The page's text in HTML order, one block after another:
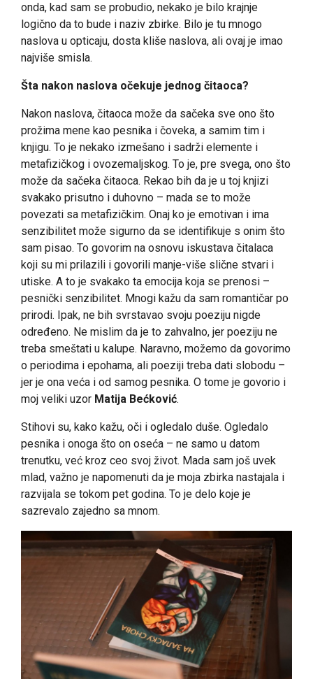
onda, kad sam se probudio, nekako je bilo krajnje
logično da to bude i naziv zbirke. Bilo je tu mnogo
naslova u opticaju, dosta kliše naslova, ali ovaj je imao
najviše smisla.
Šta nakon naslova očekuje jednog čitaoca?
Nakon naslova, čitaoca može da sačeka sve ono što
prožima mene kao pesnika i čoveka, a samim tim i
knjigu. To je nekako izmešano i sadrži elemente i
metafizičkog i ovozemaljskog. To je, pre svega, ono što
može da sačeka čitaoca. Rekao bih da je u toj knjizi
svakako prisutno i duhovno – mada se to može
povezati sa metafizičkim. Onaj ko je emotivan i ima
senzibilitet može sigurno da se identifikuje s onim što
sam pisao. To govorim na osnovu iskustava čitalaca
koji su mi prilazili i govorili manje-više slične stvari i
utiske. A to je svakako ta emocija koja se prenosi –
pesnički senzibilitet. Mnogi kažu da sam romantičar po
prirodi. Ipak, ne bih svrstavao svoju poeziju nigde
određeno. Ne mislim da je to zahvalno, jer poeziju ne
treba smeštati u kalupe. Naravno, možemo da govorimo
o periodima i epohama, ali poeziji treba dati slobodu –
jer je ona veća i od samog pesnika. O tome je govorio i
moj veliki uzor Matija Bećković.
Stihovi su, kako kažu, oči i ogledalo duše. Ogledalo
pesnika i onoga što on oseća – ne samo u datom
trenutku, već kroz ceo svoj život. Mada sam još uvek
mlad, važno je napomenuti da je moja zbirka nastajala i
razvijala se tokom pet godina. To je delo koje je
sazrevalo zajedno sa mnom.